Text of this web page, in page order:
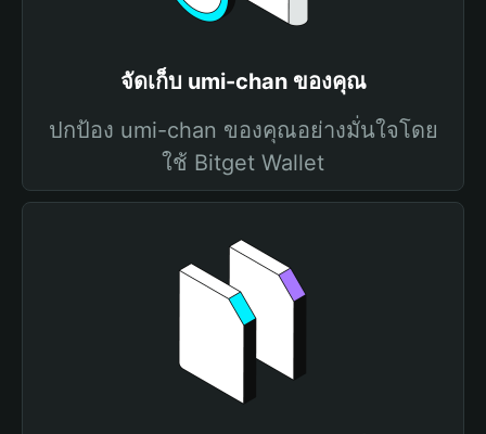
จัดเก็บ umi-chan ของคุณ
ปกป้อง umi-chan ของคุณอย่างมั่นใจโดย
ใช้ Bitget Wallet